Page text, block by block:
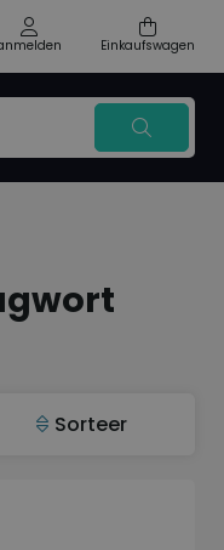
Einkaufswagen
Sorteer